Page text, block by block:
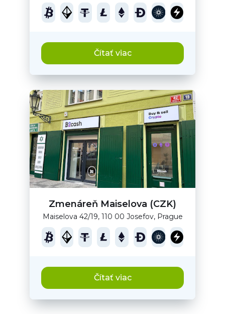
Čítať viac
Zmenáreň Maiselova (CZK)
Maiselova 42/19, 110 00 Josefov, Prague
Čítať viac